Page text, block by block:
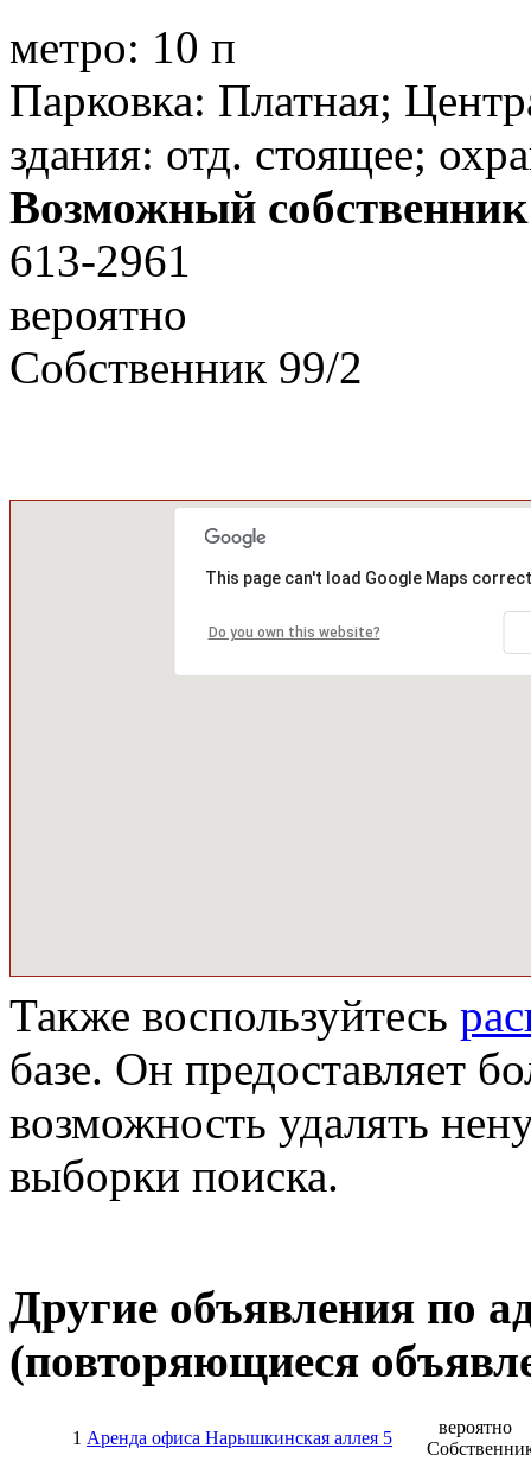
метро: 10 п
Парковка: Платная;
здания: отд. стоящее;
Возможный
613-2961
вероятно
Собственник 99/2
This page can't load Google Maps
Do you own this website?
Также воспользуйтесь
базе. Он предоставляет
возможность удалять
выборки поиска.
Другие объявления по
(повторяющиеся
1 Аренда офиса Нарышкинская аллея 5
вероятно